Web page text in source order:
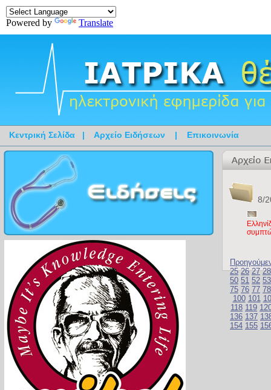
Powered by Translate
Κεντρική Σελίδα | Αρχείο Ειδήσεων | Επικοινωνία
8/
25 26 27 28
50 51 52 53
75 76 77 78
100 101
118 119
136 137
154 155